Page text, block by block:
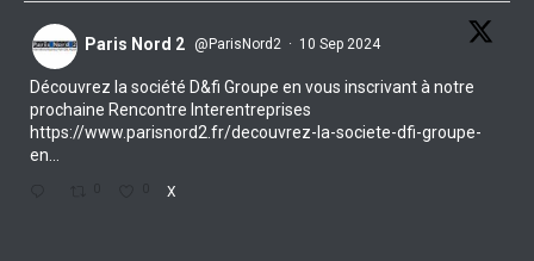
Paris Nord 2 @ParisNord2 · 10 Sep 2024
Découvrez la société D&fi Groupe en vous inscrivant à notre
prochaine Rencontre Interentreprises
https://www.parisnord2.fr/decouvrez-la-societe-dfi-groupe-
en...
X